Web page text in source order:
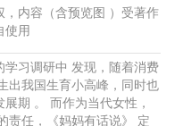
内容（含预览图 ）受著作
使用
习调研中 发现，随着消费
出我国生育小高峰，同时也
期 。 而作为当代女性，
责任，《妈妈有话说》 定